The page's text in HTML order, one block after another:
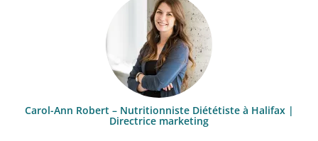
Carol-Ann Robert – Nutritionniste Diététiste à Halifax |
Directrice marketing